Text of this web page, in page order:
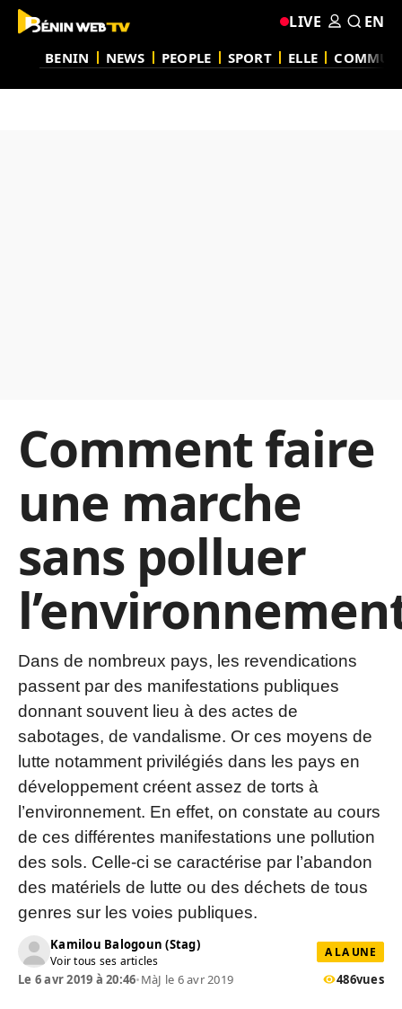
BENIN NEWS PEOPLE SPORT ELLE
LIVE EN
Comment faire
une marche
sans polluer
Dans de nombreux pays, les revendications
passent par des manifestations publiques
donnant souvent lieu à des actes de
sabotages, de vandalisme. Or ces moyens de
lutte notamment privilégiés dans les pays en
développement créent assez de torts à
l’environnement. En effet, on constate au cours
de ces différentes manifestations une pollution
des sols. Celle-ci se caractérise par l’abandon
des matériels de lutte ou des déchets de tous
genres sur les voies publiques.
Kamilou Balogoun (Stag)
Voir tous ses articles
A LA UNE
Le 6 avr 2019 à 20:46•MàJ le 6 avr 2019 486vues